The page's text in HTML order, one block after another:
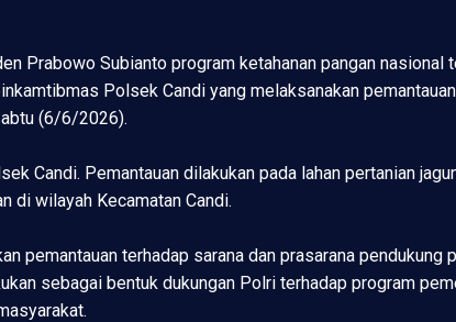
Prabowo Subianto program ketahanan pangan nasional
Polsek Candi yang melaksanakan
(6/6/2026).
Candi. Pemantauan dilakukan pada lahan pertanian
di wilayah Kecamatan Candi.
pemantauan terhadap sarana dan prasarana pendukung
sebagai bentuk dukungan Polri terhadap program